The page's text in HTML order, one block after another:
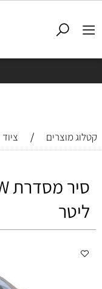
קטלוג מוצרים / ציוד
ליטר